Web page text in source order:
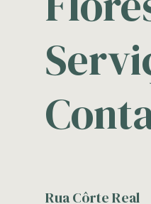
Rua Côrte Real